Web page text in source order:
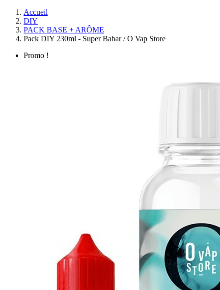
Accueil
DIY
PACK BASE + ARÔME
Pack DIY 230ml - Super Babar / O Vap Store
Promo !